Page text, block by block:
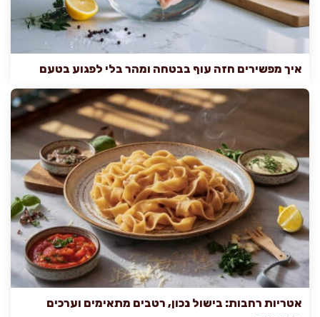
איך מפשירים חזה עוף בבטחה ומהר בלי לפגוע בטעם
אטריות רחבות: בישול נכון, רטבים מתאימים וערכים